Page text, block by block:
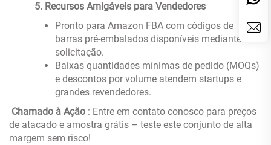
5. Recursos Amigáveis para Vendedores
Pronto para Amazon FBA com códigos de
barras pré-embalados disponíveis mediante
solicitação.
Baixas quantidades mínimas de pedido (MOQs)
e descontos por volume atendem startups e
grandes revendedores.
Chamado à Ação : Entre em contato conosco para preços
de atacado e amostra grátis – teste este conjunto de alta
margem sem risco!